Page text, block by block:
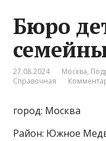
Бюро
27.08.2024 Москва,
Справочная
город: Москва
Район: Южное